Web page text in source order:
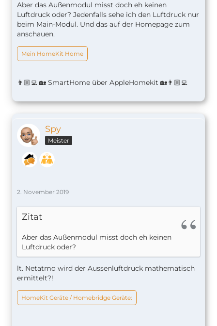
Aber das Außenmodul misst doch eh keinen
Luftdruck oder? Jedenfalls sehe ich den Luftdruck nur
beim Main-Modul. Und das auf der Homepage zum
anschauen.
Mein HomeKit Home
👨🏼‍💻 🏡 SmartHome über AppleHomekit 🏡👨🏼‍💻
Spy
Meister
2. November 2019
Zitat
Aber das Außenmodul misst doch eh keinen
Luftdruck oder?
lt. Netatmo wird der Aussenluftdruck mathematisch
ermittelt?!
HomeKit Geräte / Homebridge Geräte: